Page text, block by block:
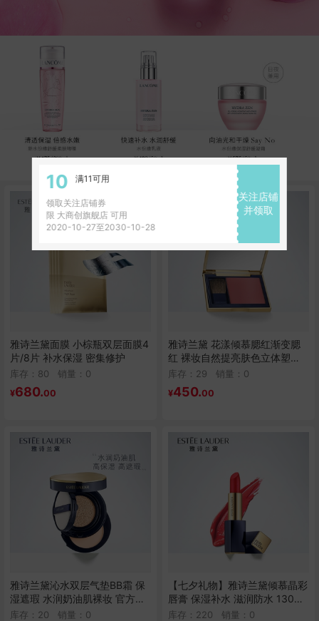
10 满11可用
领取关注店铺券
限 大商创旗舰店 可用
2020-10-27至2030-10-28
关注店铺
并领取
雅诗兰黛面膜 小棕瓶双层面膜4
片/8片 补水保湿 密集修护
库存：80 销量： 0
¥680.00
雅诗兰黛 花漾倾慕腮红渐变腮
红 裸妆自然提亮肤色立体塑型
修容
库存：29 销量： 0
¥450.00
雅诗兰黛沁水双层气垫BB霜 保
湿遮瑕 水润奶油肌裸妆 官方正
品
库存：20 销量： 0
【七夕礼物】雅诗兰黛倾慕晶彩
唇膏 保湿补水 滋润防水 130枫
叶色
库存：220 销量： 0